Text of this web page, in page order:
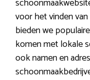
voor het vinden
bieden we
komen met lokale
ook namen en